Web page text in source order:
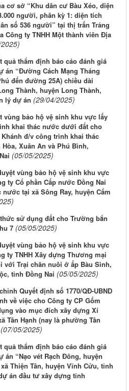
cơ sở “Khu dân cư Bàu Xéo, diện
người, phân kỳ 1: diện tích
số 536 người” tại thị trấn Trảng
Công ty TNHH Một thành viên Địa
quả thẩm định báo cáo đánh giá
án “Đường Cách Mạng Tháng
đến đường 25A) chiều dài
Thành, huyện Long Thành,
lý dự án (29/04/2025)
vùng bảo hộ vệ sinh khu vực lấy
khai thác nước dưới đất cho
đ/v công trình khai thác
Xuân An và Phú Bình,
(05/05/2025)
vùng bảo hộ vệ sinh khu vực
ty Cổ phần Cấp nước Đồng Nai
tại xã Sông Ray, huyện Cẩm
sử dụng đất cho Trường bắn
7 (05/05/2025)
vùng bảo hộ vệ sinh khu vực
ty TNHH Xây dựng Thương mại
với Trại chăn nuôi ở ấp Bàu Sình,
tỉnh Đồng Nai (05/05/2025)
Quyết định số 1770/QĐ-UBND
về việc cho Công ty CP Gốm
vào mục đích xây dựng Xí
Tân Hạnh (nay là phường Tân
(07/05/2025)
quả thẩm định báo cáo đánh giá
“Nạo vét Rạch Đông, huyện
Thiện Tân, huyện Vĩnh Cửu, tỉnh
án đầu tư xây dựng tỉnh